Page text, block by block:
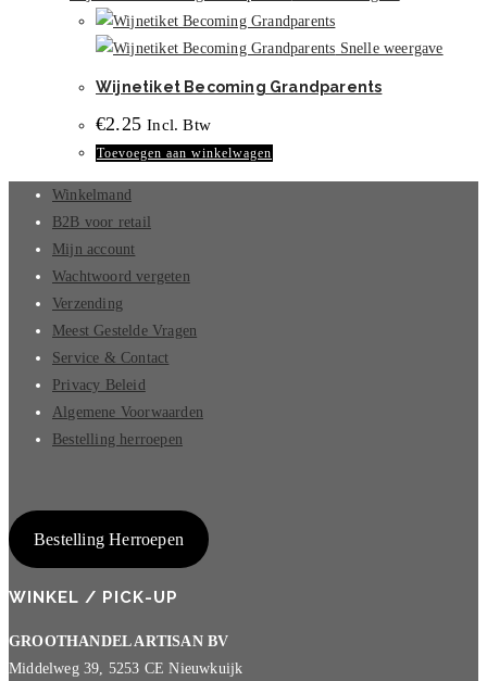
Snelle weergave
Wijnetiket Becoming Grandparents
€2.25 Incl. Btw
Toevoegen aan winkelwagen
Winkelmand
B2B voor retail
Mijn account
Wachtwoord vergeten
Verzending
Meest Gestelde Vragen
Service & Contact
Privacy Beleid
Algemene Voorwaarden
Bestelling herroepen
Bestelling Herroepen
WINKEL / PICK-UP
GROOTHANDEL ARTISAN BV
Middelweg 39, 5253 CE Nieuwkuijk